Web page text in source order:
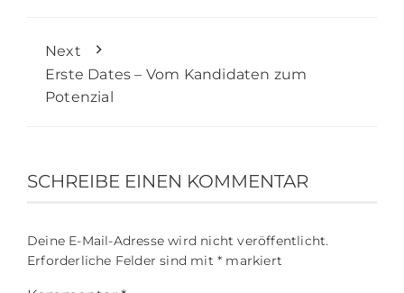
Next
Erste Dates – Vom Kandidaten zum
Potenzial
SCHREIBE EINEN KOMMENTAR
Deine E-Mail-Adresse wird nicht veröffentlicht.
Erforderliche Felder sind mit * markiert